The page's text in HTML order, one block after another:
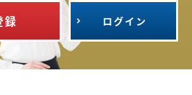
録 ログイン